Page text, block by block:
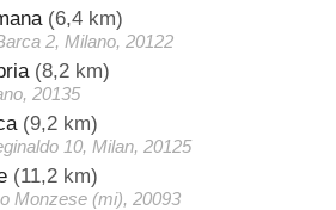
(6,4 km)
2, Milano, 20122
(8,2 km)
20135
(9,2 km)
10, Milan, 20125
(11,2 km)
Monzese (mi), 20093